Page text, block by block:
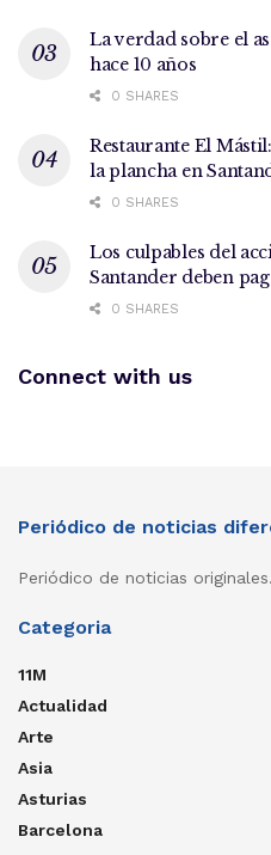
La verdad sobre el
hace 10 años
0 SHARES
Restaurante El
la plancha en
0 SHARES
Los culpables del
Santander deben
0 SHARES
Connect with us
Periódico de noticias
Periódico de noticias originales.
Categoria
11M
Actualidad
Arte
Asia
Asturias
Barcelona